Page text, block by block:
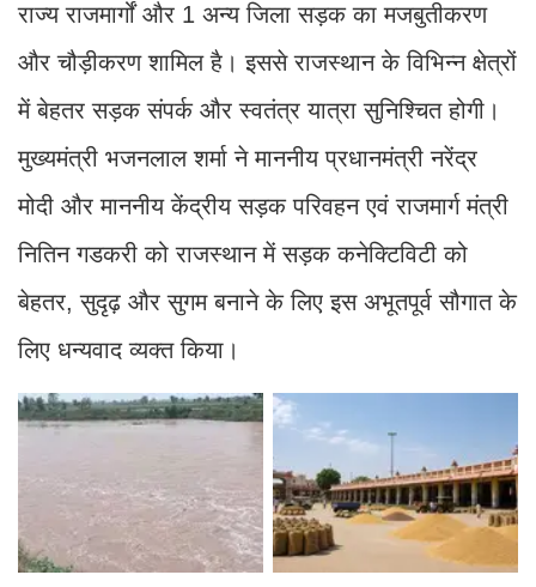
राज्य राजमार्गों और 1 अन्य जिला सड़क का मजबुतीकरण
और चौड़ीकरण शामिल है। इससे राजस्थान के विभिन्न क्षेत्रों
में बेहतर सड़क संपर्क और स्वतंत्र यात्रा सुनिश्चित होगी।
मुख्यमंत्री भजनलाल शर्मा ने माननीय प्रधानमंत्री नरेंद्र
मोदी और माननीय केंद्रीय सड़क परिवहन एवं राजमार्ग मंत्री
नितिन गडकरी को राजस्थान में सड़क कनेक्टिविटी को
बेहतर, सुदृढ़ और सुगम बनाने के लिए इस अभूतपूर्व सौगात के
लिए धन्यवाद व्यक्त किया।